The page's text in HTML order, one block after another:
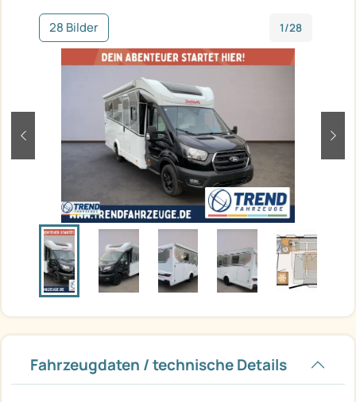
28 Bilder 1/28
zurück
Fahrzeugdaten / technische Details